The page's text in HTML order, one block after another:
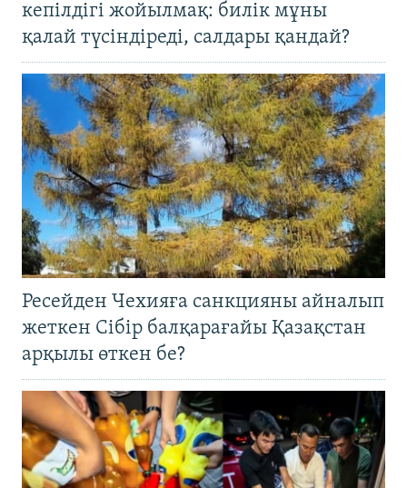
кепілдігі жойылмақ: билік мұны
қалай түсіндіреді, салдары қандай?
Ресейден Чехияға санкцияны айналып
жеткен Сібір балқарағайы Қазақстан
арқылы өткен бе?